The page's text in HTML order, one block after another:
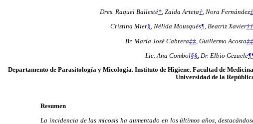
Dres. Raquel Ballesté*, Zaida Arteta†, Nora Fernández‡
Cristina Mier§, Nélida Mousqués¶, Beatriz Xavier††
Br. María José Cabrera‡‡ Guillermo Acosta‡‡
Lic. Ana Combol§§ Dr. Elbio Gezuele
Departamento de Parasitología y Micología. Instituto de Higiene. Facultad de
Universidad de la
Resumen
La incidencia de las micosis ha aumentado en los últimos años,